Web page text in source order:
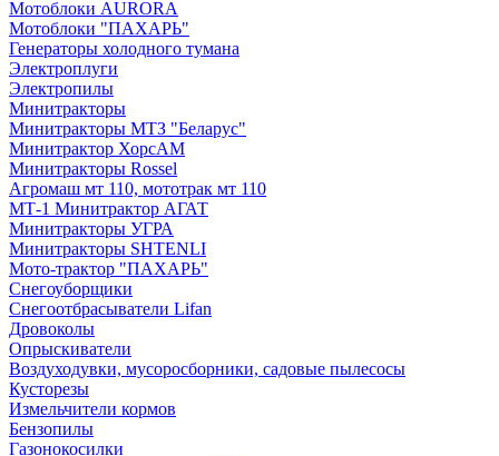
Мотоблоки AURORA
Мотоблоки "ПАХАРЬ"
Генераторы холодного тумана
Электроплуги
Электропилы
Минитракторы
Минитракторы МТЗ "Беларус"
Минитрактор ХорсАМ
Минитракторы Rossel
Агромаш мт 110, мототрак мт 110
МТ-1 Минитрактор АГАТ
Минитракторы УГРА
Минитракторы SHTENLI
Мото-трактор "ПАХАРЬ"
Снегоуборщики
Снегоотбрасыватели Lifan
Дровоколы
Опрыскиватели
Воздуходувки, мусоросборники, cадовые пылесосы
Кусторезы
Измельчители кормов
Бензопилы
Газонокосилки